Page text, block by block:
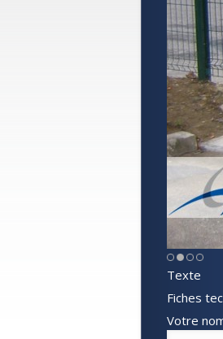
Texte
Fiches
Votre